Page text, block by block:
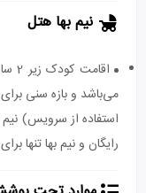
نیم بها هتل
استفاده از سرویس)
رایگان و نیم بها تنها